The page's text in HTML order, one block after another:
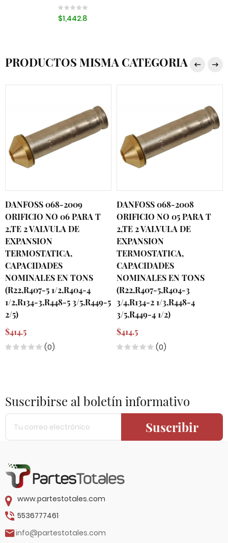
$1,442.8
PRODUCTOS MISMA CATEGORIA
DANFOSS 068-2009
ORIFICIO NO 06 PARA T
2,TE 2 VALVULA DE
EXPANSION
TERMOSTATICA,
CAPACIDADES
NOMINALES EN TONS
(R22,R407-5 1/2,R404-4
1/2,R134-3,R448-5 3/5,R449-5
2/5)
$414.5
(0)
DANFOSS 068-2008
ORIFICIO NO 05 PARA T
2,TE 2 VALVULA DE
EXPANSION
TERMOSTATICA,
CAPACIDADES
NOMINALES EN TONS
(R22,R407-5,R404-3
3/4,R134-2 1/3,R448-4
3/5,R449-4 1/2)
$414.5
(0)
Suscribirse al boletín informativo
Suscribir
www.partestotales.com
5536777461
info@partestotales.com